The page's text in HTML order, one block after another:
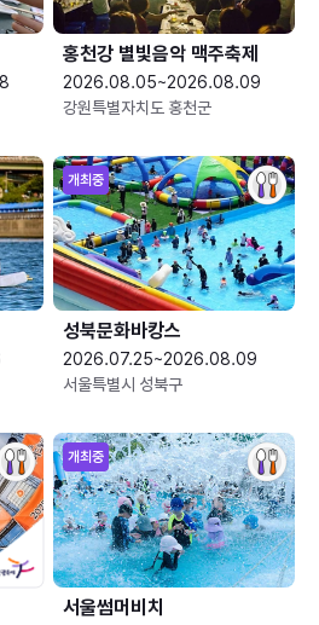
홍천강 별빛음악 맥주축제
2026.08.05~2026.08.09
강원특별자치도 홍천군
개최중
성북문화바캉스
2026.07.25~2026.08.09
서울특별시 성북구
개최중
서울썸머비치